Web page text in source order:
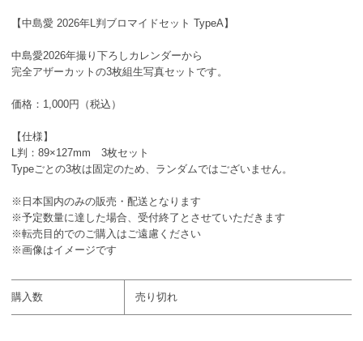
【中島愛 2026年L判ブロマイドセット TypeA】
中島愛2026年撮り下ろしカレンダーから
完全アザーカットの3枚組生写真セットです。
価格：1,000円（税込）
【仕様】
L判：89×127mm 3枚セット
Typeごとの3枚は固定のため、ランダムではございません。
※日本国内のみの販売・配送となります
※予定数量に達した場合、受付終了とさせていただきます
※転売目的でのご購入はご遠慮ください
※画像はイメージです
購入数 売り切れ